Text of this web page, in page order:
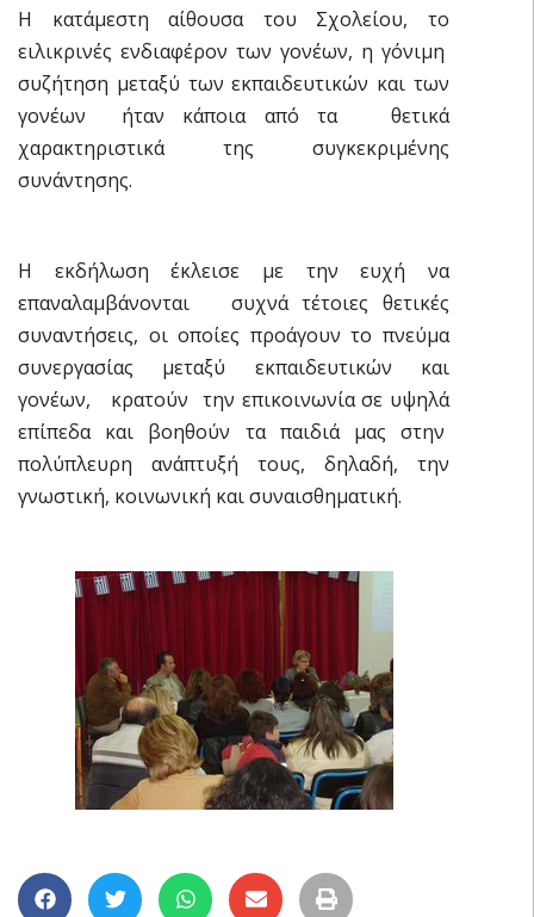
Η κατάμεστη αίθουσα του Σχολείου, το
ειλικρινές ενδιαφέρον των γονέων, η γόνιμη
συζήτηση μεταξύ των εκπαιδευτικών και των
γονέων ήταν κάποια από τα θετικά
χαρακτηριστικά της συγκεκριμένης
συνάντησης.
Η εκδήλωση έκλεισε με την ευχή να
επαναλαμβάνονται συχνά τέτοιες θετικές
συναντήσεις, οι οποίες προάγουν το πνεύμα
συνεργασίας μεταξύ εκπαιδευτικών και
γονέων, κρατούν την επικοινωνία σε υψηλά
επίπεδα και βοηθούν τα παιδιά μας στην
πολύπλευρη ανάπτυξή τους, δηλαδή, την
γνωστική, κοινωνική και συναισθηματική.